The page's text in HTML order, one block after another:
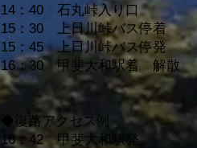
14：40 石丸峠入り口
15：30 上日川峠バス停着
15：45 上日川峠バス停発
16：30 甲斐大和駅着 解散
◆復路アクセス例
16：42 甲斐大和駅発